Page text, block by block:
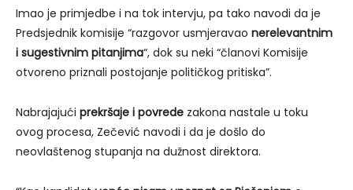
Imao je primjedbe i na tok intervju, pa tako navodi da je
Predsjednik komisije “razgovor usmjeravao nerelevantnim
i sugestivnim pitanjima“, dok su neki “članovi Komisije
otvoreno priznali postojanje političkog pritiska”.
Nabrajajući prekršaje i povrede zakona nastale u toku
ovog procesa, Zečević navodi i da je došlo do
neovlaštenog stupanja na dužnost direktora.